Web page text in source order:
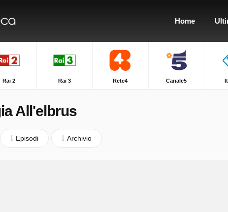
Home
Rai 2 Rai 3 Rete4 Canale5
All'elbrus
Episodi Archivio